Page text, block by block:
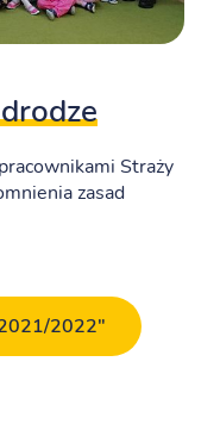
Straży
zasad
2022"